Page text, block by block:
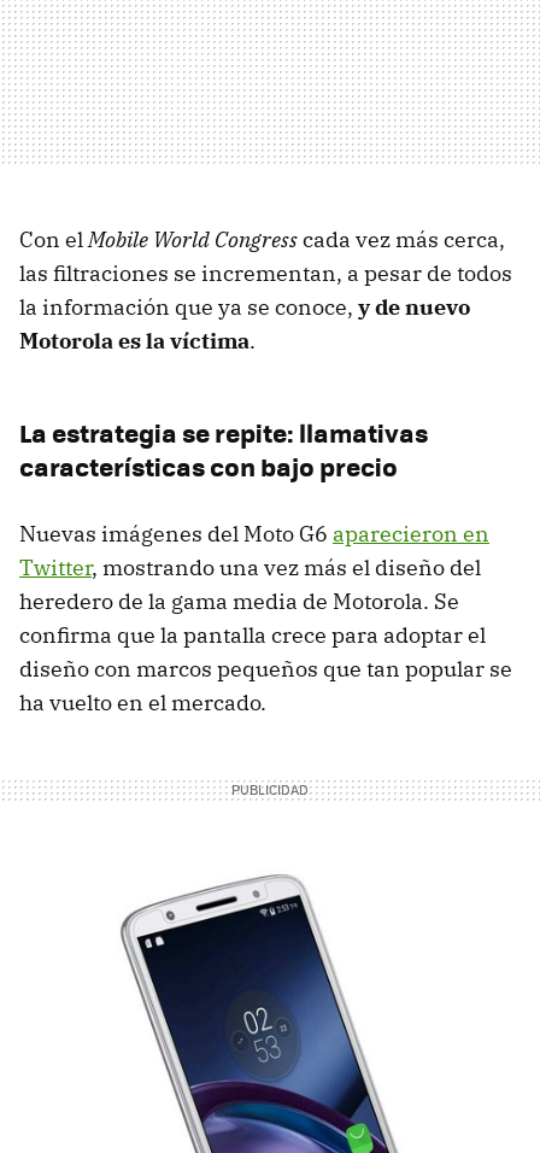
Con elMobile World Congresscada vez más cerca,
las filtraciones se incrementan, a pesar de todos
la información que ya se conoce, y de nuevo
Motorola es la víctima.
La estrategia se repite: llamativas
características con bajo precio
Nuevas imágenes del Moto G6 aparecieron en
Twitter, mostrando una vez más el diseño del
heredero de la gama media de Motorola. Se
confirma que la pantalla crece para adoptar el
diseño con marcos pequeños que tan popular se
ha vuelto en el mercado.